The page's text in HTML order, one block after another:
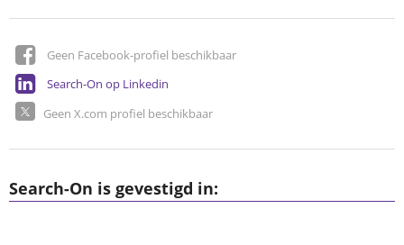
Geen Facebook-profiel beschikbaar
Search-On op Linkedin
Geen X.com profiel beschikbaar
Search-On is gevestigd in: